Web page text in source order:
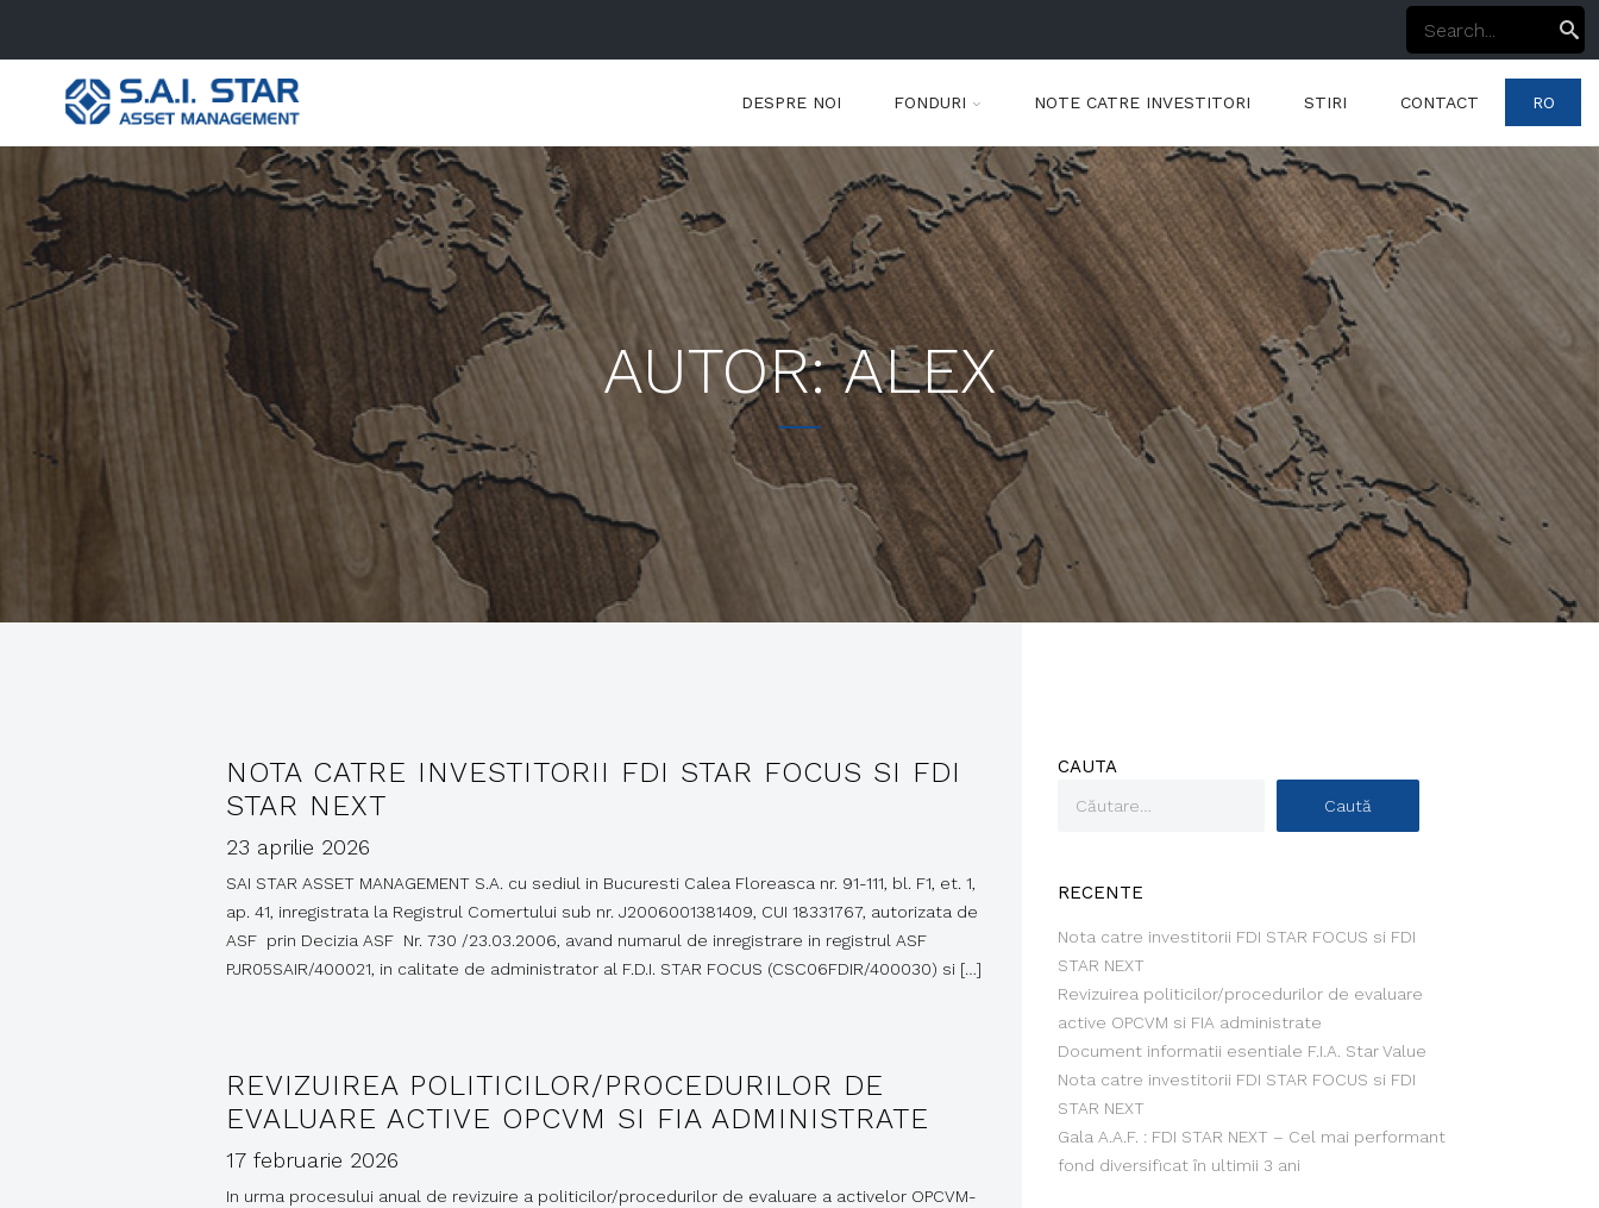
DESPRE NOI FONDURI NOTE CATRE INVESTITORI STIRI CONTACT RO
AUTOR:ALEX
NOTA CATRE INVESTITORII FDI STAR FOCUS SI FDI
STAR NEXT
23 aprilie 2026
SAI STAR ASSET MANAGEMENT S.A. cu sediul in Bucuresti Calea Floreasca nr. 91-111, bl. F1, et. 1,
ap. 41, inregistrata la Registrul Comertului sub nr. J2006001381409, CUI 18331767, autorizata de
ASF prin Decizia ASF Nr. 730 /23.03.2006, avand numarul de inregistrare in registrul ASF
PJR05SAIR/400021, in calitate de administrator al F.D.I. STAR FOCUS (CSC06FDIR/400030) si […]
REVIZUIREA POLITICILOR/PROCEDURILOR DE
EVALUARE ACTIVE OPCVM SI FIA ADMINISTRATE
17 februarie 2026
In urma procesului anual de revizuire a politicilor/procedurilor de evaluare a activelor OPCVM-
CAUTA
RECENTE
Nota catre investitorii FDI STAR FOCUS si FDI
STAR NEXT
Revizuirea politicilor/procedurilor de evaluare
active OPCVM si FIA administrate
Document informatii esentiale F.I.A. Star Value
Nota catre investitorii FDI STAR FOCUS si FDI
STAR NEXT
Gala A.A.F. : FDI STAR NEXT – Cel mai performant
fond diversificat în ultimii 3 ani